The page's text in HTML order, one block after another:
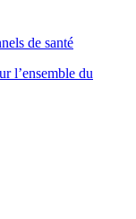
de santé
l’ensemble du